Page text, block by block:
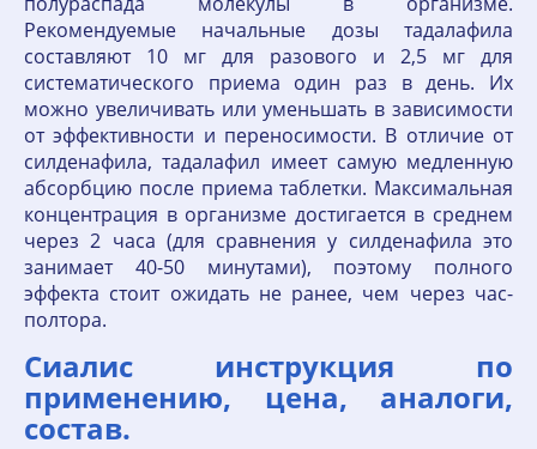
Рекомендуемые начальные дозы тадалафила
составляют 10 мг для разового и 2,5 мг для
систематического приема один раз в день. Их
можно увеличивать или уменьшать в зависимости
от эффективности и переносимости. В отличие от
силденафила, тадалафил имеет самую медленную
абсорбцию после приема таблетки. Максимальная
концентрация в организме достигается в среднем
через 2 часа (для сравнения у силденафила это
занимает 40-50 минутами), поэтому полного
эффекта стоит ожидать не ранее, чем через час-
полтора.
Сиалис инструкция по
применению, цена, аналоги,
состав.